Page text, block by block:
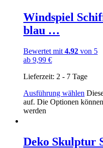
Windspiel
blau …
Bewertet mit 4.92 von 5
ab 9,99 €
Lieferzeit: 2 - 7 Tage
Ausführung wählen
auf. Die Optionen
werden
Deko Skulptur